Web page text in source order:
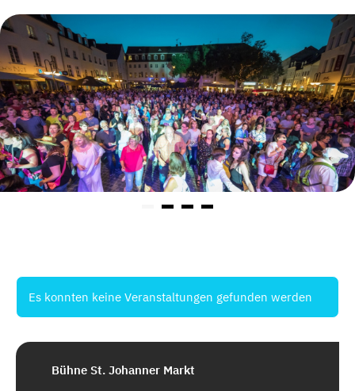
Es konnten keine Veranstaltungen gefunden werden
Bühne St. Johanner Markt